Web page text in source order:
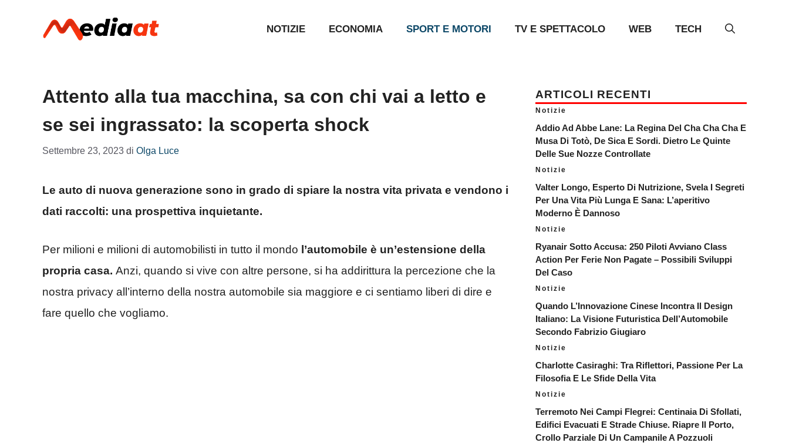
NOTIZIE ECONOMIA SPORT E MOTORI TV E SPETTACOLO WEB TECH
Attento alla tua macchina, sa con chi vai a letto e
se sei ingrassato: la scoperta shock
Settembre 23, 2023 di Olga Luce
Le auto di nuova generazione sono in grado di spiare la nostra vita privata e vendono i
dati raccolti: una prospettiva inquietante.
Per milioni e milioni di automobilisti in tutto il mondo l’automobile è un’estensione della
propria casa. Anzi, quando si vive con altre persone, si ha addirittura la percezione che la
nostra privacy all’interno della nostra automobile sia maggiore e ci sentiamo liberi di dire e
fare quello che vogliamo.
ARTICOLI RECENTI
Notizie
Addio Ad Abbe Lane: La Regina Del Cha Cha Cha E
Musa Di Totò, De Sica E Sordi. Dietro Le Quinte
Delle Sue Nozze Controllate
Notizie
Valter Longo, Esperto Di Nutrizione, Svela I Segreti
Per Una Vita Più Lunga E Sana: L’aperitivo
Moderno È Dannoso
Notizie
Ryanair Sotto Accusa: 250 Piloti Avviano Class
Action Per Ferie Non Pagate – Possibili Sviluppi
Del Caso
Notizie
Quando L’Innovazione Cinese Incontra Il Design
Italiano: La Visione Futuristica Dell’Automobile
Secondo Fabrizio Giugiaro
Notizie
Charlotte Casiraghi: Tra Riflettori, Passione Per La
Filosofia E Le Sfide Della Vita
Notizie
Terremoto Nei Campi Flegrei: Centinaia Di Sfollati,
Edifici Evacuati E Strade Chiuse. Riapre Il Porto,
Crollo Parziale Di Un Campanile A Pozzuoli